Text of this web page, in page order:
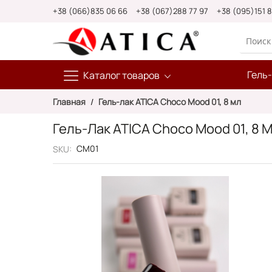
+38 (066)835 06 66 +38 (067)288 77 97 +38 (095)151
Каталог товаров
Главная Гель-лак ATICA Choco Mood 01, 8 мл
Гель-Лак ATICA Choco Mood 01, 8
SKU CM01